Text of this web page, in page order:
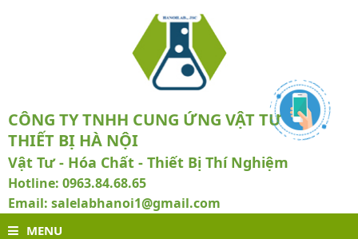
CÔNG TY TNHH CUNG ỨNG VẬT TƯ VÀ
THIẾT BỊ HÀ NỘI
Vật Tư - Hóa Chất - Thiết Bị Thí Nghiệm
Hotline: 0963.84.68.65
Email: salelabhanoi1@gmail.com
MENU